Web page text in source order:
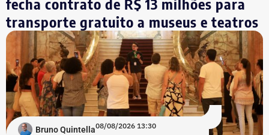
Eleitoral (TSE).
Trecho da ação civil pública que pede a investigação de nove páginas no
Instagram sobre Búzios — Foto: Reprodução.
Na ação, a prefeitura também pede informações
cadastrais, endereços eletrônicos, telefones, IPs,
dispositivos utilizados, histórico de nomes,
integralmente. Em setembro, a sala também abrigará a
mostra “Abolicionistas Brasileiras”.
Com informações do colunista Ancelmo Gois, do Jornal
“O Globo”.
transporte gratuito a museus e teatros
Bruno Quintella08/08/2026 13:30